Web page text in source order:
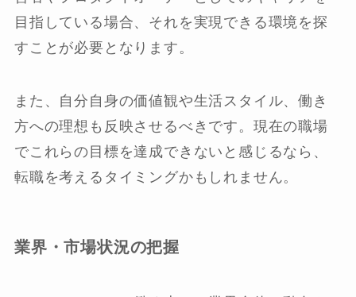
目指している場合、それを実現できる環境を探
すことが必要となります。
また、自分自身の価値観や生活スタイル、働き
方への理想も反映させるべきです。現在の職場
でこれらの目標を達成できないと感じるなら、
転職を考えるタイミングかもしれません。
業界・市場状況の把握